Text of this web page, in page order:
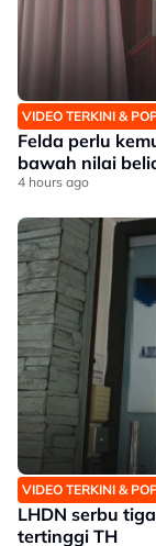
VIDEO TERKINI &
Felda perlu
bawah nilai
4 hours ago
VIDEO TERKINI &
LHDN serbu
tertinggi TH